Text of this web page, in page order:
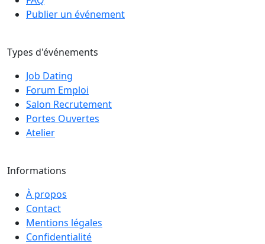
Publier un événement
Types d'événements
Job Dating
Forum Emploi
Salon Recrutement
Portes Ouvertes
Atelier
Informations
À propos
Contact
Mentions légales
Confidentialité